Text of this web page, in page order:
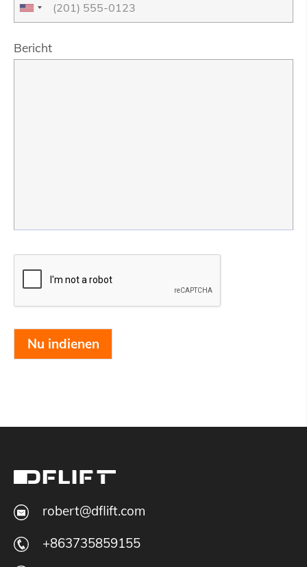
Bericht
Nu indienen
robert@dflift.com
+863735859155